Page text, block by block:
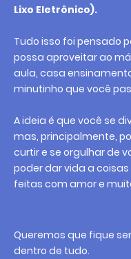
Lixo Eletrônico).
Tudo isso foi pensado
possa aproveitar ao
aula, casa
minutinho que você
A ideia é que você se
mas, principalmente,
curtir e se orgulhar de
poder dar vida a
feitas com amor e
Queremos que fique
dentro de tudo.